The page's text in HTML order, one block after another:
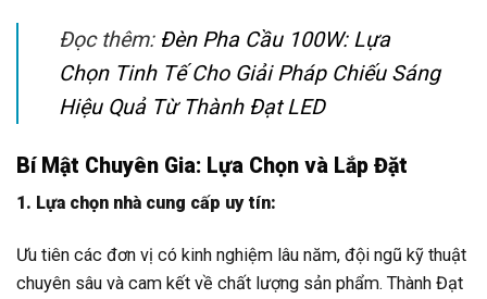
Đọc thêm: Đèn Pha Cầu 100W: Lựa
Chọn Tinh Tế Cho Giải Pháp Chiếu Sáng
Hiệu Quả Từ Thành Đạt LED
Bí Mật Chuyên Gia: Lựa Chọn và Lắp Đặt
1. Lựa chọn nhà cung cấp uy tín:
Ưu tiên các đơn vị có kinh nghiệm lâu năm, đội ngũ kỹ thuật
chuyên sâu và cam kết về chất lượng sản phẩm. Thành Đạt